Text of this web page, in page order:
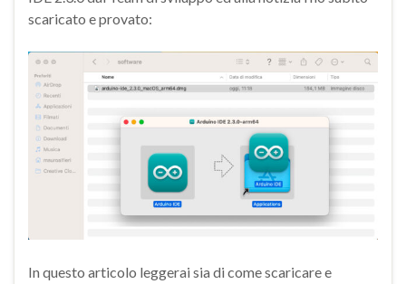
scaricato e provato:
In questo articolo leggerai sia di come scaricare e